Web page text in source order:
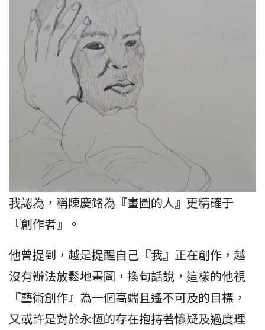
我認為，稱陳慶銘為『畫圖的人』更精確于
『創作者』。
他曾提到，越是提醒自己『我』正在創作，越
沒有辦法放鬆地畫圖，換句話說，這樣的他視
『藝術創作』為一個高端且遙不可及的目標，
又或許是對於永恆的存在抱持著懷疑及過度理